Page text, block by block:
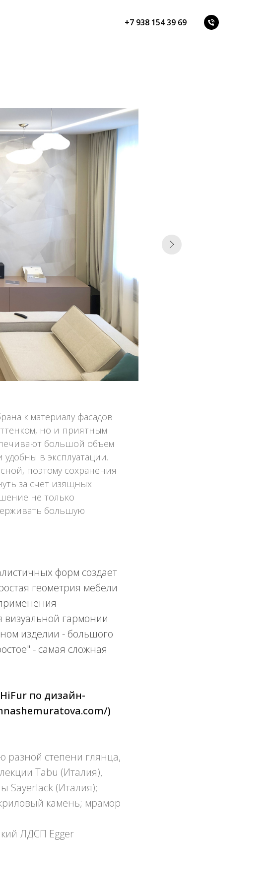
+7 938 154 39 69
к материалу фасадов
но и приятным
большой объем
в эксплуатации.
поэтому сохранения
за счет изящных
не только
большую
форм создает
геометрия мебели
гармонии
изделии - большого
- самая сложная
по дизайн-
)
степени глянца,
Tabu (Италия),
Sayerlack (Италия);
камень; мрамор
ЛДСП Egger